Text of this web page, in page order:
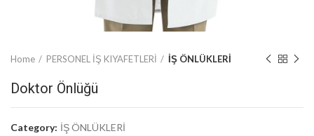
Home PERSONEL İŞ KIYAFETLERİ İŞ ÖNLÜKLERİ
Doktor Önlüğü
Category: İŞ ÖNLÜKLERİ